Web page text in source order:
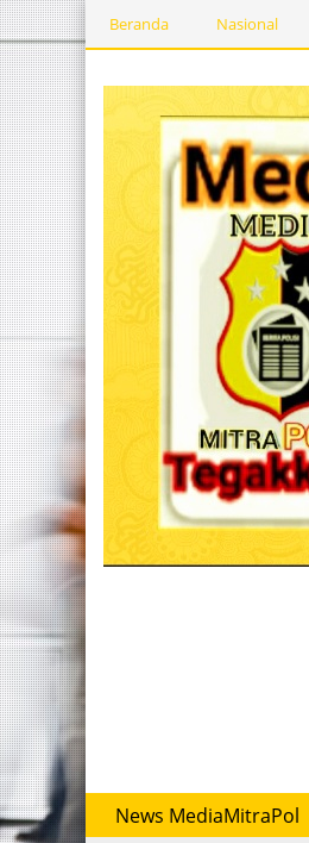
Beranda Nasional
News MediaMitraPol